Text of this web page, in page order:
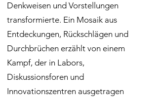
Denkweisen und Vorstellungen
transformierte. Ein Mosaik aus
Entdeckungen, Rückschlägen und
Durchbrüchen erzählt von einem
Kampf, der in Labors,
Diskussionsforen und
Innovationszentren ausgetragen